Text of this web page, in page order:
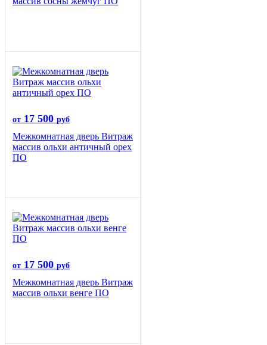
от 17 500 руб
Межкомнатная дверь Витраж
массив ольхи античный орех
ПО
от 17 500 руб
Межкомнатная дверь Витраж
массив ольхи венге ПО